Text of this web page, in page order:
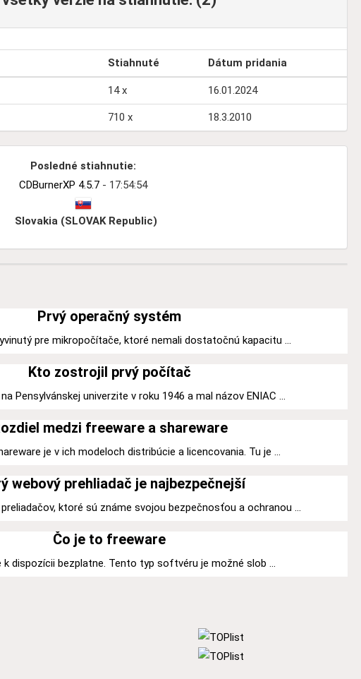
Stiahnuté Dátum pridania
14 x 16.01.2024
710 x 18.3.2010
Posledné stiahnutie:
CDBurnerXP 4.5.7 - 17:54:54
Slovakia (SLOVAK Republic)
Prvý operačný systém
pre mikropočítače, ktoré nemali dostatočnú kapacitu ...
Kto zostrojil prvý počítač
Pensylvánskej univerzite v roku 1946 a mal názov ENIAC ...
medzi freeware a shareware
je v ich modeloch distribúcie a licencovania. Tu je ...
webový prehliadač je najbezpečnejší
ktoré sú známe svojou bezpečnosťou a ochranou ...
Čo je to freeware
dispozícii bezplatne. Tento typ softvéru je možné slob ...